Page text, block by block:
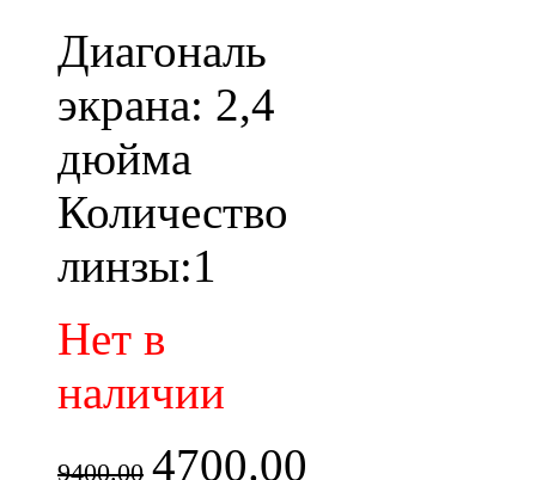
Диагональ
экрана: 2,4
дюйма
Количество
линзы:1
Нет в
наличии
9400.00 4700.00